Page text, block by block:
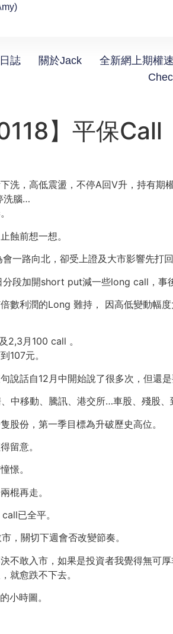
誌 關於Jack 全新網上期權
】平保Call
洗，高低震盪，不停A回V升，持有
洗腦…
蝕前想一想。
一路向北，卻受上證及大市影響先打
分段加開short put減一些long call，
數利潤的Long 難持， 因高低變動幅
2,3月100 call 。
107元。
說話自12月中開始說了很多次，但還是
中移動、騰訊、港交所…車股、殘股
股份，第一季目標為升破歷史高位。
留意。
憬。
棍再走。
已全平。
，關切下週會否改變節奏。
不敢入市，如果是投資者我覺得無可
就愈跌不下去。
小時圖。